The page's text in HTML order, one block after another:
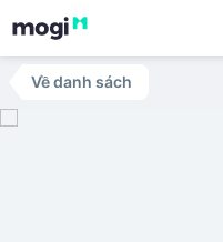
Về danh sách